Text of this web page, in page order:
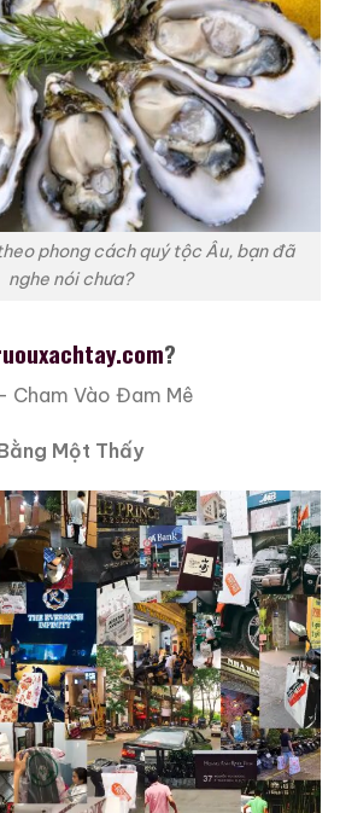
phong cách quý tộc Âu, bạn đã
nghe nói chưa?
?
Cham Vào Đam Mê
Một Thấy